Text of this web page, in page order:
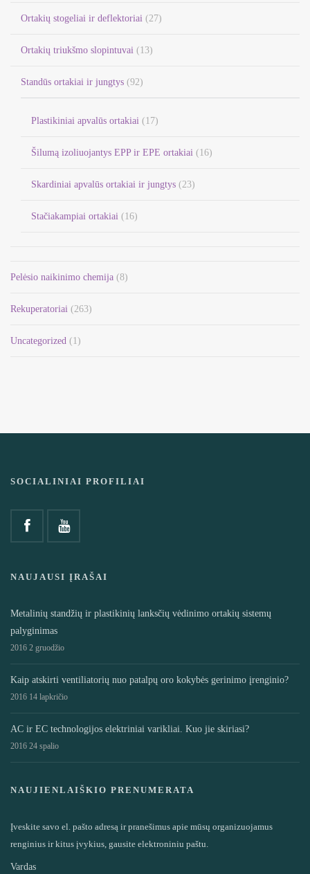
Ortakių stogeliai ir deflektoriai (27)
Ortakių triukšmo slopintuvai (13)
Standūs ortakiai ir jungtys (92)
Plastikiniai apvalūs ortakiai (17)
Šilumą izoliuojantys EPP ir EPE ortakiai (16)
Skardiniai apvalūs ortakiai ir jungtys (23)
Stačiakampiai ortakiai (16)
Pelėsio naikinimo chemija (8)
Rekuperatoriai (263)
Uncategorized (1)
SOCIALINIAI PROFILIAI
NAUJAUSI ĮRAŠAI
Metalinių standžių ir plastikinių lanksčių vėdinimo ortakių sistemų
palyginimas
2016 2 gruodžio
Kaip atskirti ventiliatorių nuo patalpų oro kokybės gerinimo įrenginio?
2016 14 lapkričio
AC ir EC technologijos elektriniai varikliai. Kuo jie skiriasi?
2016 24 spalio
NAUJIENLAIŠKIO PRENUMERATA
Įveskite savo el. pašto adresą ir pranešimus apie mūsų organizuojamus
renginius ir kitus įvykius, gausite elektroniniu paštu.
Vardas